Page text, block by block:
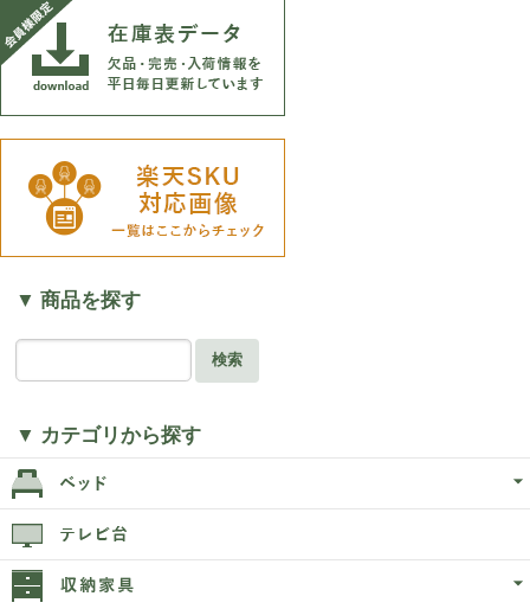
▼ 商品を探す
検索
▼ カテゴリから探す